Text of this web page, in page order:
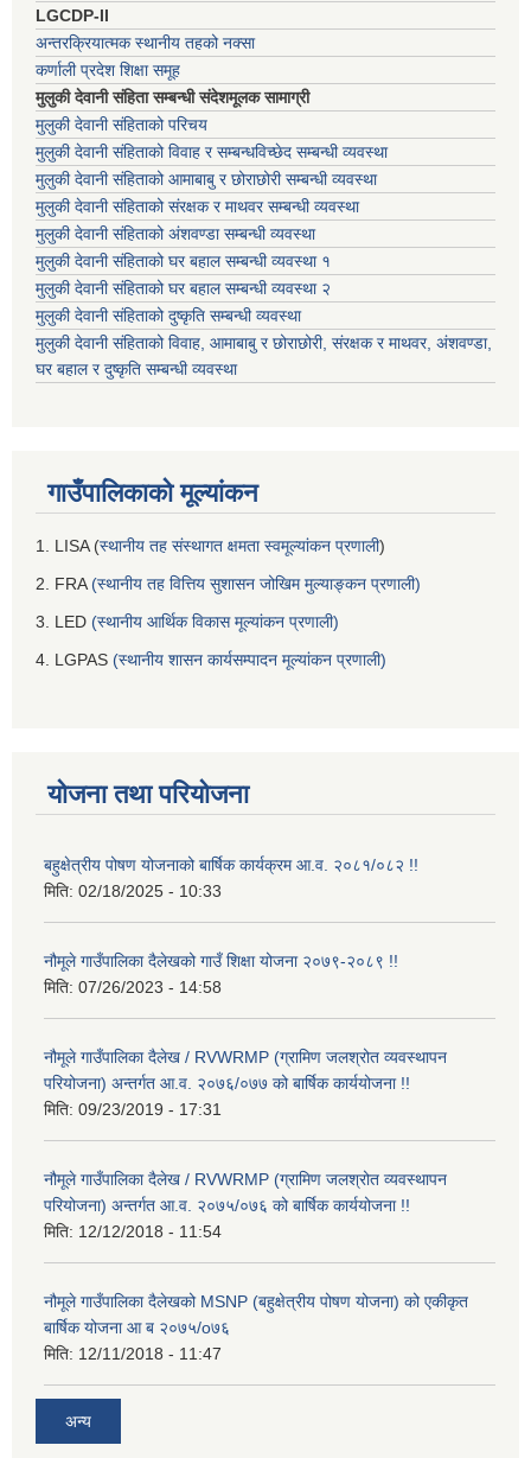
LGCDP-II
अन्तरक्रियात्मक स्थानीय तहको नक्सा
कर्णाली प्रदेश शिक्षा समूह
मुलुकी देवानी संहिता सम्बन्धी संदेशमूलक सामाग्री
मुलुकी देवानी संहिताको परिचय
मुलुकी देवानी संहिताको विवाह र सम्बन्धविच्छेद सम्बन्धी व्यवस्था
मुलुकी देवानी संहिताको आमाबाबु र छोराछोरी सम्बन्धी व्यवस्था
मुलुकी देवानी संहिताको संरक्षक र माथवर सम्बन्धी व्यवस्था
मुलुकी देवानी संहिताको अंशवण्डा सम्बन्धी व्यवस्था
मुलुकी देवानी संहिताको घर बहाल सम्बन्धी व्यवस्था १
मुलुकी देवानी संहिताको घर बहाल सम्बन्धी व्यवस्था २
मुलुकी देवानी संहिताको दुष्कृति सम्बन्धी व्यवस्था
मुलुकी देवानी संहिताको विवाह, आमाबाबु र छोराछोरी, संरक्षक र माथवर, अंशवण्डा,
घर बहाल र दुष्कृति सम्बन्धी व्यवस्था
गाउँपालिकाको मूल्यांकन
1. LISA (स्थानीय तह संस्थागत क्षमता स्वमूल्यांकन प्रणाली)
2. FRA(स्थानीय तह वित्तिय सुशासन जोखिम मुल्याङ्कन प्रणाली)
3. LED (स्थानीय आर्थिक विकास मूल्यांकन प्रणाली)
4. LGPAS (स्थानीय शासन कार्यसम्पादन मूल्यांकन प्रणाली)
योजना तथा परियोजना
बहुक्षेत्रीय पोषण योजनाको बार्षिक कार्यक्रम आ.व. २०८१/०८२ !!
मिति: 02/18/2025 - 10:33
नौमूले गाउँपालिका दैलेखको गाउँ शिक्षा योजना २०७९-२०८९ !!
मिति: 07/26/2023 - 14:58
नौमूले गाउँपालिका दैलेख / RVWRMP (ग्रामिण जलश्रोत व्यवस्थापन
परियोजना) अन्तर्गत आ.व. २०७६/०७७ को बार्षिक कार्ययोजना !!
मिति: 09/23/2019 - 17:31
नौमूले गाउँपालिका दैलेख / RVWRMP (ग्रामिण जलश्रोत व्यवस्थापन
परियोजना) अन्तर्गत आ.व. २०७५/०७६ को बार्षिक कार्ययोजना !!
मिति: 12/12/2018 - 11:54
नौमूले गाउँपालिका दैलेखको MSNP (बहुक्षेत्रीय पोषण योजना) को एकीकृत
बार्षिक योजना आ ब २०७५/o७६
मिति: 12/11/2018 - 11:47
अन्य